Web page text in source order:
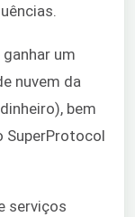
um
nuvem da
bem
SuperProtocol
serviços